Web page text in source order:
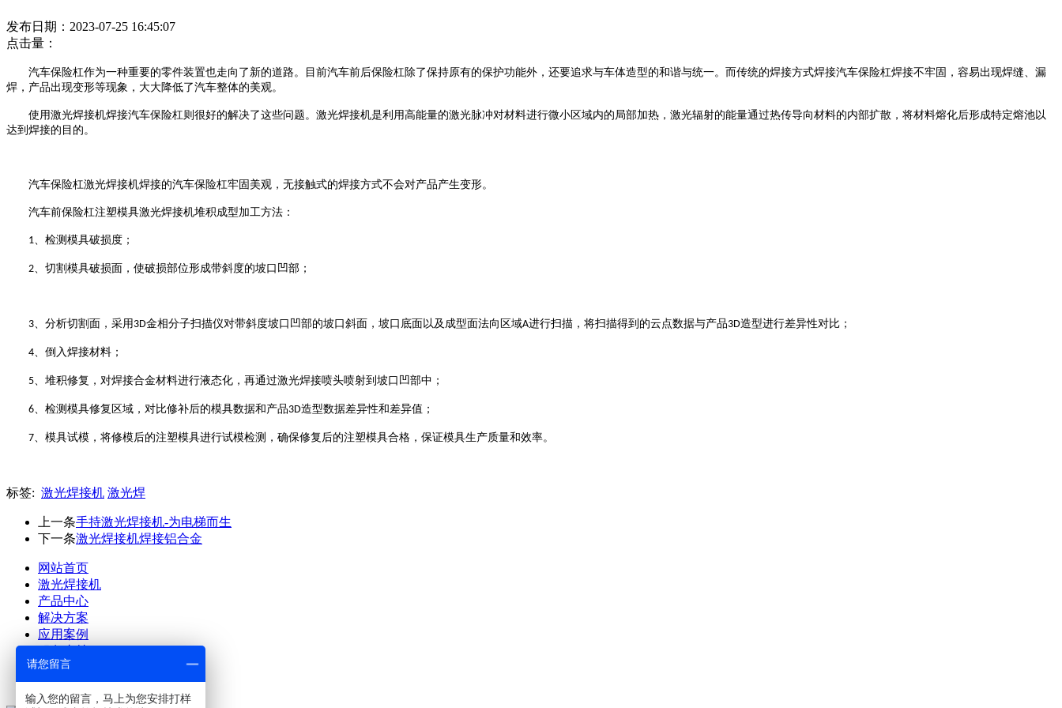
发布日期：2023-07-25 16:45:07
点击量：
汽车保险杠作为一种重要的零件装置也走向了新的道路。目前汽车前后保险杠除了保持原有的保护功能外，还要追求与车体造型的和谐与统一。而传统的焊接方式焊接汽车保险杠焊接不牢固，容易出现焊缝、漏
焊，产品出现变形等现象，大大降低了汽车整体的美观。
使用激光焊接机焊接汽车保险杠则很好的解决了这些问题。激光焊接机是利用高能量的激光脉冲对材料进行微小区域内的局部加热，激光辐射的能量通过热传导向材料的内部扩散，将材料熔化后形成特定熔池以
达到焊接的目的。
汽车保险杠激光焊接机焊接的汽车保险杠牢固美观，无接触式的焊接方式不会对产品产生变形。
汽车前保险杠注塑模具激光焊接机堆积成型加工方法：
1、检测模具破损度；
2、切割模具破损面，使破损部位形成带斜度的坡口凹部；
3、分析切割面，采用 3D金相分子扫描仪对带斜度坡口凹部的坡口斜面，坡口底面以及成型面法向区域A进行扫描，将扫描得到的云点数据与产品3D造型进行差异性对比；
4、倒入焊接材料；
5、堆积修复，对焊接合金材料进行液态化，再通过激光焊接喷头喷射到坡口凹部中；
6、检测模具修复区域，对比修补后的模具数据和产品3D造型数据差异性和差异值；
7、模具试模，将修模后的注塑模具进行试模检测，确保修复后的注塑模具合格，保证模具生产质量和效率。
标签: 激光焊接机 激光焊
上一条手持激光焊接机-为电梯而生
下一条激光焊接机焊接铝合金
网站首页
激光焊接机
产品中心
解决方案
应用案例
关于澜速
联系澜速
请您留言
输入您的留言，马上为您安排打样